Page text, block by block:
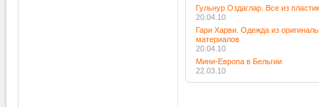
Гульнур Оздаглар. Все из
20.04.10
Гари Харви. Одежда из
материалов
20.04.10
Мини-Европа в Бельгии
22.03.10